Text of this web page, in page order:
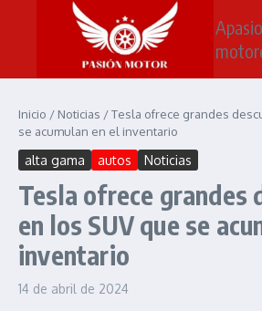
Saltar al contenido
Inicio / Noticias /Tesla ofrece grandes
se acumulan en el inventario
alta gama autos Noticias
Tesla ofrece grandes
en los SUV que se
inventario
14 de abril de 2024